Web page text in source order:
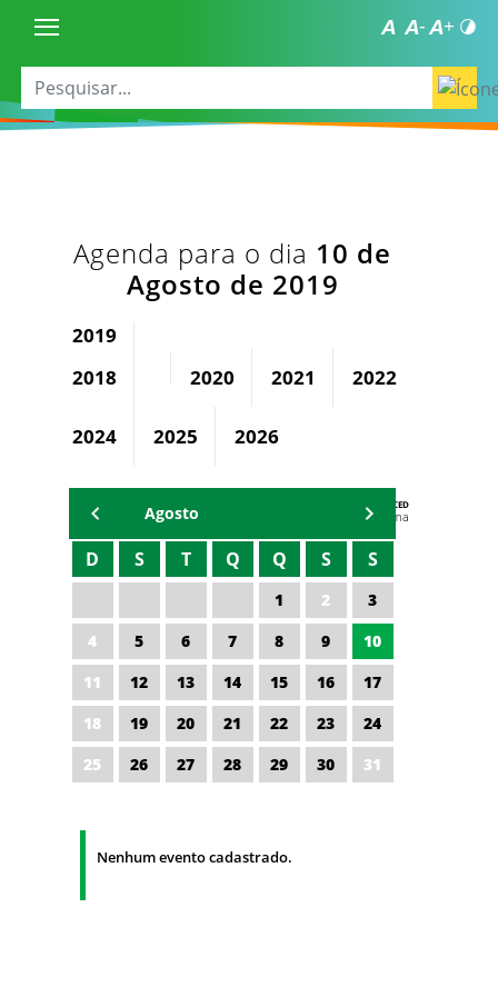
Agenda para o dia 10 de
Agosto de 2019
2019
2018
2020 2021 2022
2024 2025 2026
AGENDA DA CODED/CED
Vagna Lima
Agosto
D S T Q Q S S
1 2
3
4
5 6 7 8 9
10
11
12 13 14 15 16
17
18
19 20 21 22 23
24
25
26 27 28 29 30 31
Nenhum evento cadastrado.